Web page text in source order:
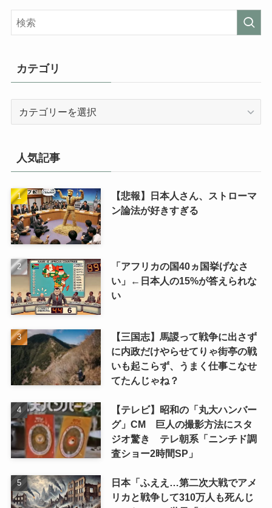
カテゴリ
人気記事
【悲報】日本人さん、ストローマ
ン論法が好きすぎる
「アフリカの国40ヵ国挙げなさ
い」←日本人の15%が答えられな
い
【三国志】馬謖って戦争に出さず
に内政だけやらせてりゃ街亭の戦
いも起こらず、うまく仕事こなせ
てたんじゃね？
【テレビ】昭和の「丸大ハンバー
グ」CM 巨人の撮影方法にスタ
ジオ驚き テレ朝系「ニンチド調
査ショー2時間SP」
日本「ふええ…第二次大戦でアメ
リカと戦争して310万人も死んじ